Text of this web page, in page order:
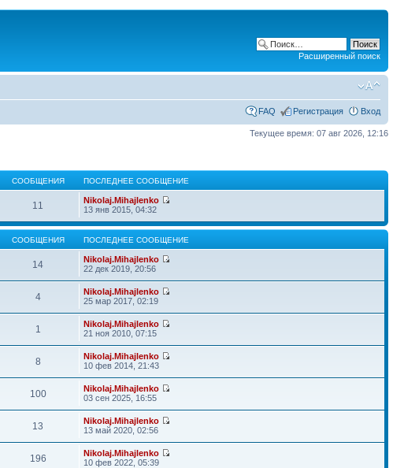
Расширенный поиск
FAQ Регистрация Вход
Текущее время: 07 авг 2026, 12:16
СООБЩЕНИЯ ПОСЛЕДНЕЕ СООБЩЕНИЕ
11
Nikolaj.Mihajlenko
13 янв 2015, 04:32
СООБЩЕНИЯ ПОСЛЕДНЕЕ СООБЩЕНИЕ
14
Nikolaj.Mihajlenko
22 дек 2019, 20:56
4
Nikolaj.Mihajlenko
25 мар 2017, 02:19
1
Nikolaj.Mihajlenko
21 ноя 2010, 07:15
8
Nikolaj.Mihajlenko
10 фев 2014, 21:43
100
Nikolaj.Mihajlenko
03 сен 2025, 16:55
13
Nikolaj.Mihajlenko
13 май 2020, 02:56
196
Nikolaj.Mihajlenko
10 фев 2022, 05:39